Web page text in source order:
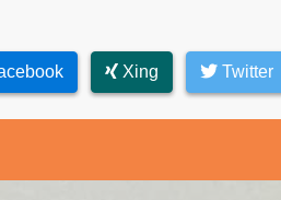
Xing Twitter